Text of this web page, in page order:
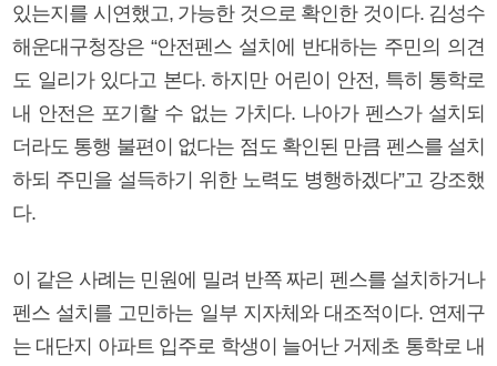
있는지를 시연했고, 가능한 것으로 확인한 것이다. 김성수
해운대구청장은 “안전펜스 설치에 반대하는 주민의 의견
도 일리가 있다고 본다. 하지만 어린이 안전, 특히 통학로
내 안전은 포기할 수 없는 가치다. 나아가 펜스가 설치되
더라도 통행 불편이 없다는 점도 확인된 만큼 펜스를 설치
하되 주민을 설득하기 위한 노력도 병행하겠다”고 강조했
다.
이 같은 사례는 민원에 밀려 반쪽 짜리 펜스를 설치하거나
펜스 설치를 고민하는 일부 지자체와 대조적이다. 연제구
는 대단지 아파트 입주로 학생이 늘어난 거제초 통학로 내